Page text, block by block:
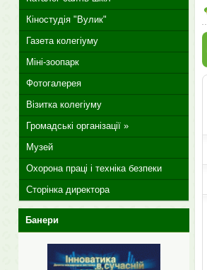
Кіностудія "Вулик"
Газета колегіуму
Міні-зоопарк
Фотогалерея
Візитка колегіуму
Громадські організації »
Музей
Охорона праці і техніка безпеки
Сторінка директора
Банери